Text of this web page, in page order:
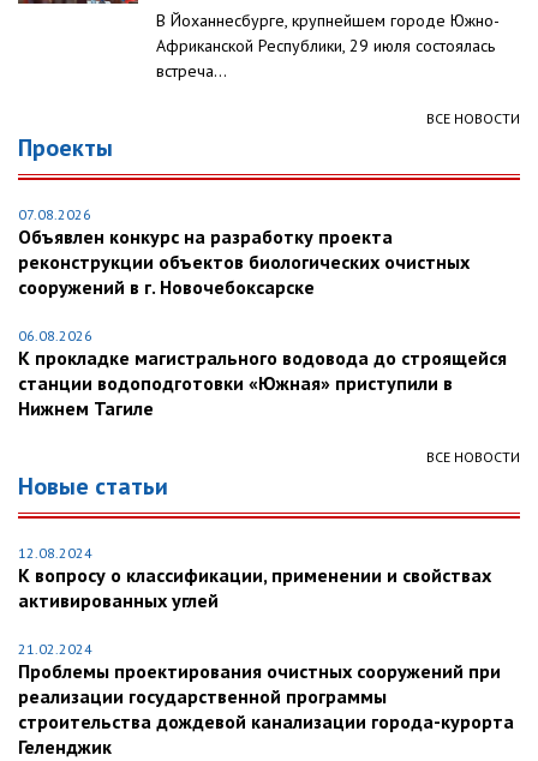
В Йоханнесбурге, крупнейшем городе Южно-
Африканской Республики, 29 июля состоялась
встреча...
ВСЕ НОВОСТИ
Проекты
07.08.2026
Объявлен конкурс на разработку проекта
реконструкции объектов биологических очистных
сооружений в г. Новочебоксарске
06.08.2026
К прокладке магистрального водовода до строящейся
станции водоподготовки «Южная» приступили в
Нижнем Тагиле
ВСЕ НОВОСТИ
Новые статьи
12.08.2024
К вопросу о классификации, применении и свойствах
активированных углей
21.02.2024
Проблемы проектирования очистных сооружений при
реализации государственной программы
строительства дождевой канализации города-курорта
Геленджик